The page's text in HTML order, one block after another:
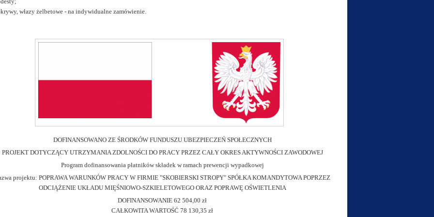
włazy żelbetowe - na indywidualne zamówienie.
DOFINANSOWANO ZE ŚRODKÓW FUNDUSZU UBEZPIECZEŃ SPOŁECZNYCH
PROJEKT DOTYCZĄCY UTRZYMANIA ZDOLNOŚCI DO PRACY PRZEZ CAŁY OKRES AKTYWNOŚCI ZAWODOWEJ
Program dofinansowania płatników składek w ramach prewencji wypadkowej
projektu: POPRAWA WARUNKÓW PRACY W FIRMIE "SKOBIERSKI STROPY" SPÓŁKA KOMANDYTOWA POPRZEZ
ODCIĄŻENIE UKŁADU MIĘŚNIOWO-SZKIELETOWEGO ORAZ POPRAWĘ OŚWIETLENIA
DOFINANSOWANIE 62 504,00 zł
CAŁKOWITA WARTOŚĆ 78 130,35 zł